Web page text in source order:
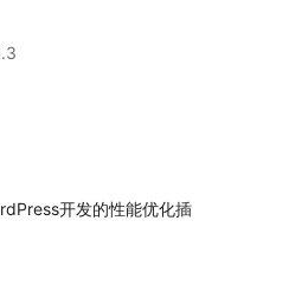
开发的性能优化插